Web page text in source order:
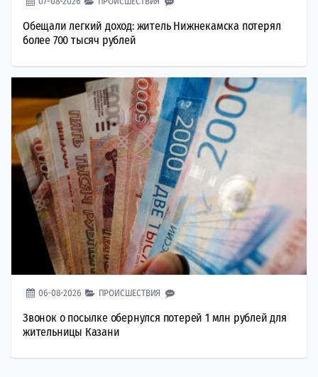
Обещали легкий доход: житель Нижнекамска потерял
более 700 тысяч рублей
06-08-2026 ПРОИСШЕСТВИЯ
Звонок о посылке обернулся потерей 1 млн рублей для
жительницы Казани